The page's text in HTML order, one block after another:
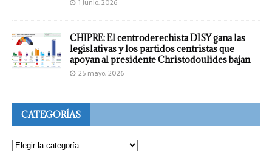
1 junio, 2026
CHIPRE: El centroderechista DISY gana las
legislativas y los partidos centristas que
apoyan al presidente Christodoulides bajan
25 mayo, 2026
CATEGORÍAS